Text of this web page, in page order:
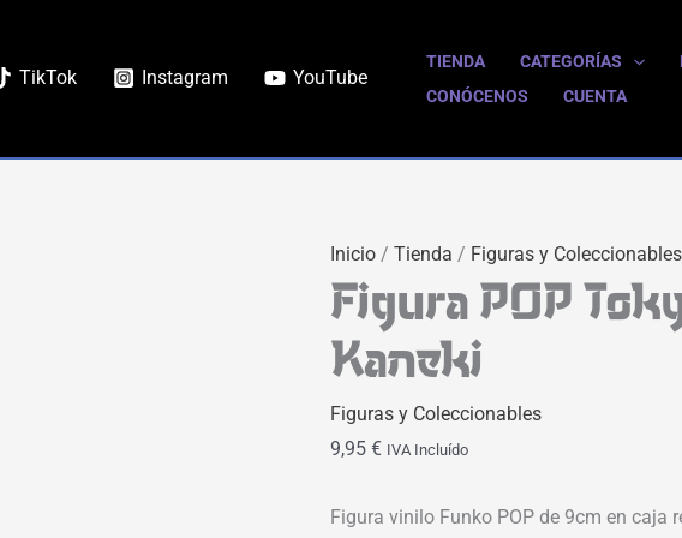
TikTok Instagram YouTube
TIENDA CATEGORÍAS
CONÓCENOS
CUENTA
Inicio /Tienda / Figuras y Coleccionables
Figura POP
Kaneki
Figuras y Coleccionables
9,95€ IVA Incluído
Figura vinilo Funko POP de 9cm en caja